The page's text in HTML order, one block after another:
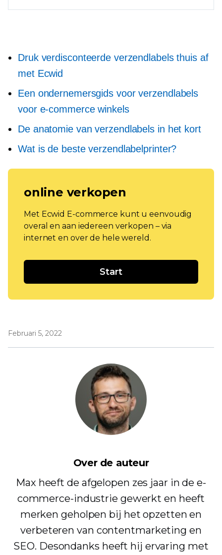
Druk verdisconteerde verzendlabels thuis af
met Ecwid
Een ondernemersgids voor verzendlabels
voor e-commerce winkels
De anatomie van verzendlabels in het kort
Wat is de beste verzendlabelprinter?
online verkopen
Met Ecwid E-commerce kunt u eenvoudig
overal en aan iedereen verkopen – via
internet en over de hele wereld.
Start
Februari 5, 2022
Over de auteur
Max heeft de afgelopen zes jaar in de e-
commerce-industrie gewerkt en heeft
merken geholpen bij het opzetten en
verbeteren van contentmarketing en
SEO. Desondanks heeft hij ervaring met